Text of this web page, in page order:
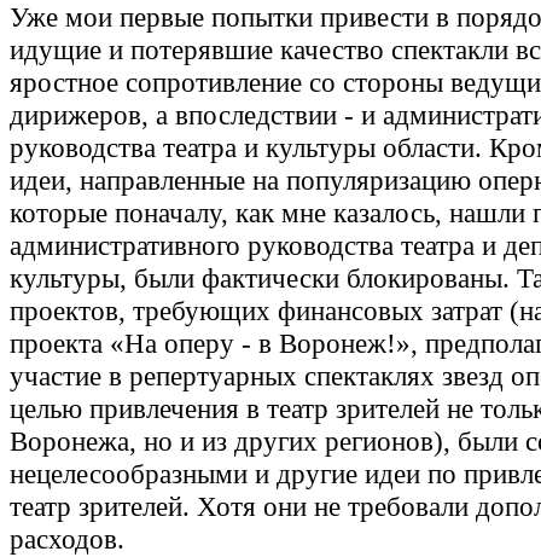
Уже мои первые попытки привести в
идущие и потерявшие качество спектакли
яростное сопротивление со стороны
дирижеров, а впоследствии - и
руководства театра и культуры области.
идеи, направленные на популяризацию
которые поначалу, как мне казалось, нашли
административного руководства театра и
культуры, были фактически блокированы.
проектов, требующих финансовых затрат
проекта «На оперу - в Воронеж!»,
участие в репертуарных спектаклях звезд
целью привлечения в театр зрителей не
Воронежа, но и из других регионов), были
нецелесообразными и другие идеи по
театр зрителей. Хотя они не требовали
расходов.